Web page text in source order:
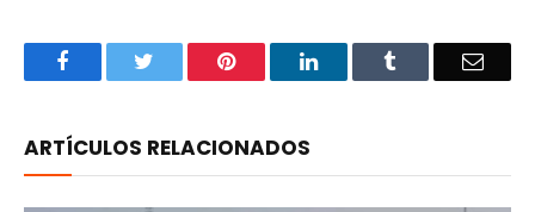
Facebook Pinterest LinkedIn Email
ARTÍCULOS RELACIONADOS